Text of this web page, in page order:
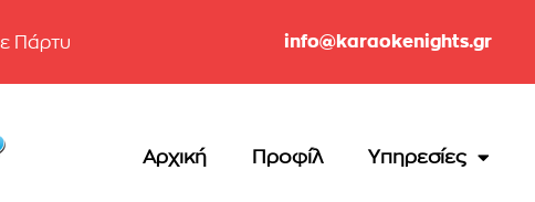
Πάρτυ info@karaokenights.gr
Αρχική Προφίλ Υπηρεσίες